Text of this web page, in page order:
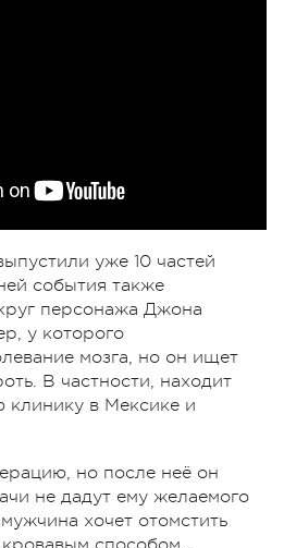
уже 10 частей
события также
персонажа Джона
у которого
мозга, но он ищет
В частности, находит
клинику в Мексике и
но после неё он
не дадут ему желаемого
хочет отомстить